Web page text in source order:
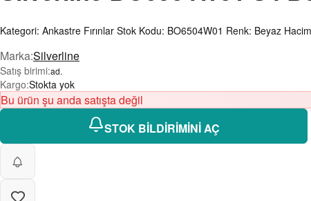
Kategori: Ankastre Fırınlar Stok Kodu: BO6504W01 Renk: Beyaz
Marka:Silverline
Satış birimi:ad.
Kargo:Stokta yok
Bu ürün şu anda satışta değil
STOK BİLDİRİMİNİ AÇ